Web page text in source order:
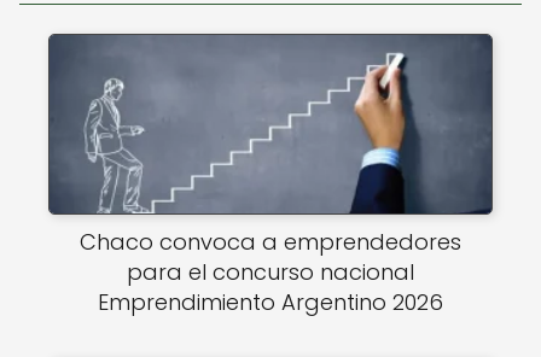
Chaco convoca a emprendedores
para el concurso nacional
Emprendimiento Argentino 2026